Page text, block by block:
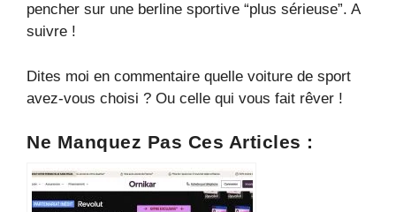
pencher sur une berline sportive “plus sérieuse”. A
suivre !
Dites moi en commentaire quelle voiture de sport
avez-vous choisi ? Ou celle qui vous fait rêver !
Ne Manquez Pas Ces Articles :